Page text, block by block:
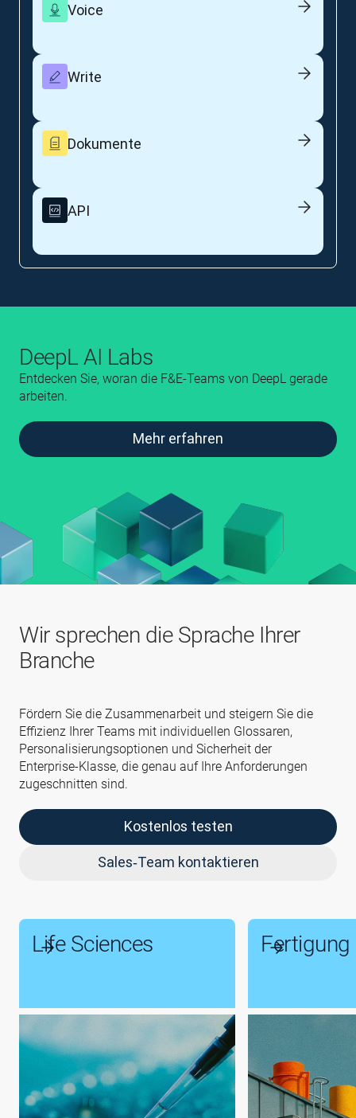
Voice
Write
Dokumente
API
DeepL AI Labs
Entdecken Sie, woran die F&E‑Teams von DeepL gerade
arbeiten.
Mehr erfahren
Wir sprechen die Sprache Ihrer
Branche
Fördern Sie die Zusammenarbeit und steigern Sie die
Effizienz Ihrer Teams mit individuellen Glossaren,
Personalisierungsoptionen und Sicherheit der
Enterprise‑Klasse, die genau auf Ihre Anforderungen
zugeschnitten sind.
Kostenlos testen
Sales‑Team kontaktieren
Life Sciences Fertigung